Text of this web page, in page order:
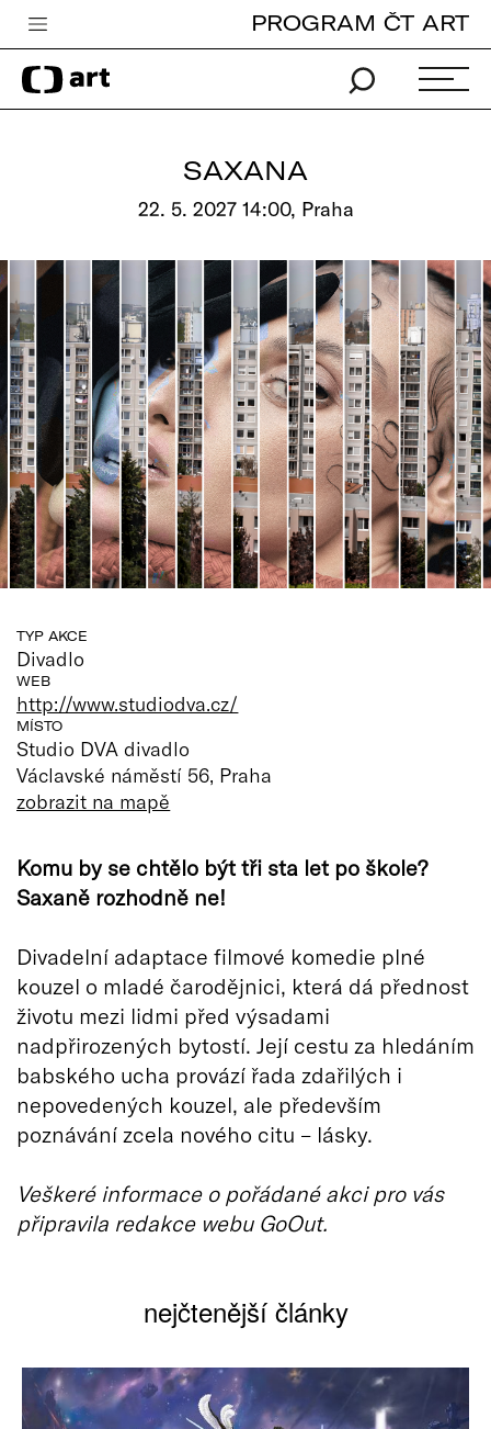
Česká televize
Zpravodajství
Pro děti
edu
Vše o ČT
PROGRAM ČT ART
SAXANA
22. 5. 2027 14:00, Praha
TYP AKCE
Divadlo
WEB
http://www.studiodva.cz/
MÍSTO
Studio DVA divadlo
Václavské náměstí 56, Praha
zobrazit na mapě
Komu by se chtělo být tři sta let po škole?
Saxaně rozhodně ne!
Divadelní adaptace filmové komedie plné
kouzel o mladé čarodějnici, která dá přednost
životu mezi lidmi před výsadami
nadpřirozených bytostí. Její cestu za hledáním
babského ucha provází řada zdařilých i
nepovedených kouzel, ale především
poznávání zcela nového citu – lásky.
Veškeré informace o pořádané akci pro vás
připravila redakce webu GoOut.
nejčtenější články